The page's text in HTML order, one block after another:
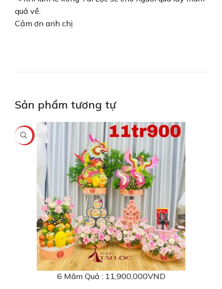
quả về.
Cảm ơn anh chị
Sản phẩm tương tự
-8%
6 Mâm Quả : 11,900,000VND